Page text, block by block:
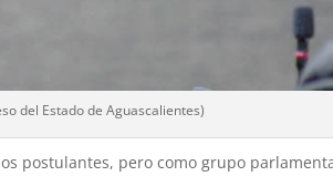
del Estado de Aguascalientes)
postulantes, pero como grupo